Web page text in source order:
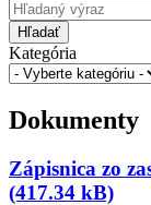
Hľadať
Kategória
Dokumenty
Zápisnica zo
(417.34 kB)